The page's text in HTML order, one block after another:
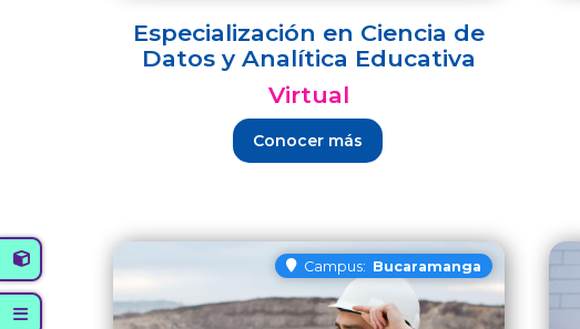
Especialización en Ciencia de
Datos y Analítica Educativa
Virtual
Conocer más
Campus: Bucaramanga